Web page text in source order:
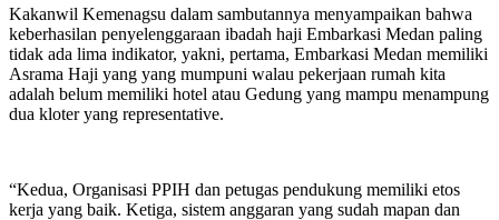
Kakanwil Kemenagsu dalam sambutannya menyampaikan bahwa
keberhasilan penyelenggaraan ibadah haji Embarkasi Medan paling
tidak ada lima indikator, yakni, pertama, Embarkasi Medan memiliki
Asrama Haji yang yang mumpuni walau pekerjaan rumah kita
adalah belum memiliki hotel atau Gedung yang mampu menampung
dua kloter yang representative.
“Kedua, Organisasi PPIH dan petugas pendukung memiliki etos
kerja yang baik. Ketiga, sistem anggaran yang sudah mapan dan